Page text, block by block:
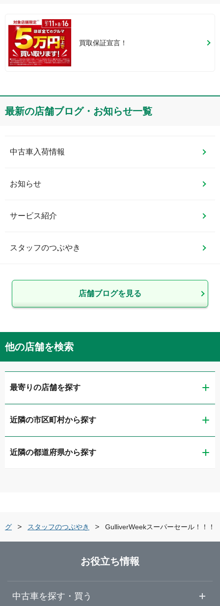
買取保証宣言！
最新の店舗ブログ・お知らせ一覧
中古車入荷情報
お知らせ
サービス紹介
スタッフのつぶやき
店舗ブログを見る
他の店舗を検索
最寄りの店舗を探す
ガリバー札幌石山通店
ガリバー札幌藻岩店
LIBERALA リベラーラ札幌白石
LIBERALA リベラーラ札幌宮の沢
近隣の市区町村から探す
札幌市中央区
近隣の都道府県から探す
グ スタッフのつぶやき GulliverWeekスーパーセール！！！
お役立ち情報
中古車を探す・買う